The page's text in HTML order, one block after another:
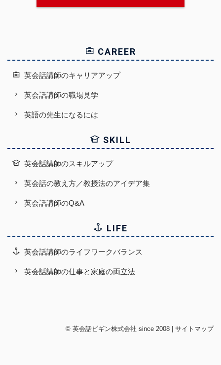
CAREER
英会話講師のキャリアアップ
英会話講師の職場見学
英語の先生になるには
SKILL
英会話講師のスキルアップ
英会話の教え方／教授法のアイデア集
英会話講師のQ&A
LIFE
英会話講師のライフワークバランス
英会話講師の仕事と家庭の両立法
© 英会話ビギン株式会社 since 2008 | サイトマップ